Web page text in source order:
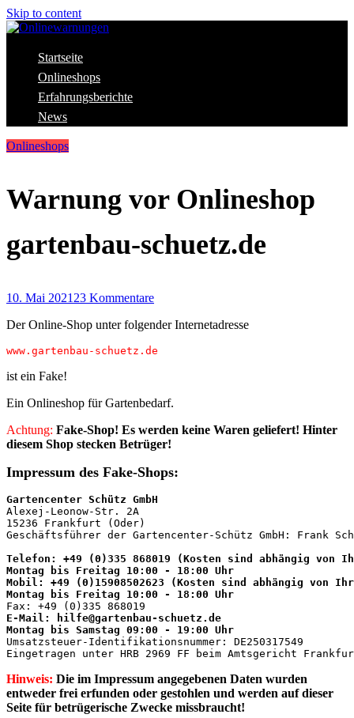
Skip to content
Onlinewarnungen
Aktuelle Warnungen vor Gefahren im Internet
Startseite
Onlineshops
Erfahrungsberichte
News
Onlineshops
Warnung vor Onlineshop
gartenbau-schuetz.de
10. Mai 2021 23 Kommentare
Der Online-Shop unter folgender Internetadresse
www.gartenbau-schuetz.de
ist ein Fake!
Ein Onlineshop für Gartenbedarf.
Achtung: Fake-Shop! Es werden keine Waren geliefert! Hinter
diesem Shop stecken Betrüger!
Impressum des Fake-Shops:
Gartencenter Schütz GmbH
Alexej-Leonow-Str. 2A
15236 Frankfurt (Oder)
Geschäftsführer der Gartencenter-Schütz GmbH: Frank
Telefon: +49 (0)335 868019 (Kosten sind abhängig von
Montag bis Freitag 10:00 - 18:00 Uhr
Mobil: +49 (0)15908502623 (Kosten sind abhängig von
Montag bis Freitag 10:00 - 18:00 Uhr
E-Mail: hilfe@gartenbau-schuetz.de
Montag bis Samstag 09:00 - 19:00 Uhr
Umsatzsteuer-Identifikationsnummer: DE250317549
Eingetragen unter HRB 2969 FF beim Amtsgericht
Hinweis: Die im Impressum angegebenen Daten wurden
entweder frei erfunden oder gestohlen und werden auf dieser
Seite für betrügerische Zwecke missbraucht!